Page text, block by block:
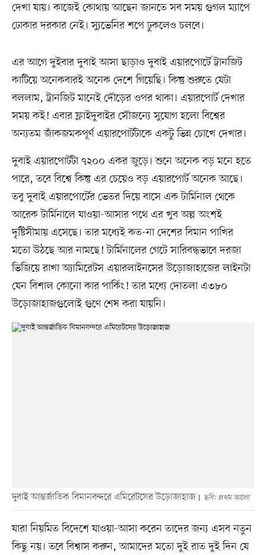
দেখা যায়। কাজেই কোথায় আছেন জানতে সব সময় গুগল ম্যাপে
ঢোকার দরকার নেই। স্যুভেনির শপে ঢুকলেও চলবে।
এর আগে দুইবার দুবাই আসা ছাড়াও দুবাই এয়ারপোর্টে ট্রানজিট
কাটিয়ে অনেকবারই অনেক দেশে গিয়েছি। কিন্তু শুরুতে যেটা
বললাম, ট্রানজিট মানেই দৌড়ের ওপর থাকা। এয়ারপোর্ট দেখার
সময় কই! এবার ফ্লাইদুবাইর সৌজন্যে সুযোগ হলো বিশ্বের
অন্যতম জাঁকজমকপূর্ণ এয়ারপোর্টটাকে একটু ভিন্ন চোখে দেখার।
দুবাই এয়ারপোর্টটা ৭২০০ একর জুড়ে। শুনে অনেক বড় মনে হতে
পারে, তবে বিশ্বে কিন্তু এর চেয়েও বড় এয়ারপোর্ট অনেক আছে।
তবু দুবাই এয়ারপোর্টের ভেতর দিয়ে বাসে এক টার্মিনাল থেকে
আরেক টার্মিনালে যাওয়া-আসার পথে এর খুব অল্প অংশই
দৃষ্টিসীমায় এসেছে। তার মধ্যেই কত-না দেশের বিমান পাখির
মতো উঠছে আর নামছে! টার্মিনালের গেটে সারিবদ্ধভাবে দরজা
ভিজিয়ে রাখা অ্যামিরেটস এয়ারলাইনসের উড়োজাহাজের লাইনটা
যেন বিশাল কোনো কার পার্কিং! তার মধ্যে দোতলা এ৩৮০
উড়োজাহাজগুলোই গুণে শেষ করা যায়নি।
দুবাই আন্তর্জাতিক বিমানবন্দরে এমিরেটসের উড়োজাহাজ ছবি: প্রথম আলো
যারা নিয়মিত বিদেশে যাওয়া-আসা করেন তাদের জন্য এসব নতুন
কিছু নয়। তবে বিশ্বাস করুন, আমাদের মতো দুই রাত দুই দিন যে